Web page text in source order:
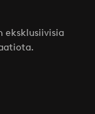
eksklusiivisia